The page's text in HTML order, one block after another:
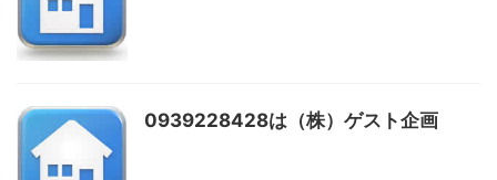
0939228428は（株）ゲスト企画